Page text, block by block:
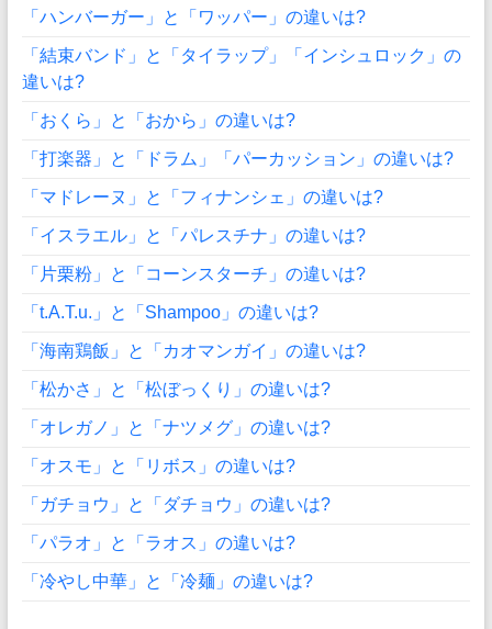
「ハンバーガー」と「ワッパー」の違いは?
「結束バンド」と「タイラップ」「インシュロック」の
違いは?
「おくら」と「おから」の違いは?
「打楽器」と「ドラム」「パーカッション」の違いは?
「マドレーヌ」と「フィナンシェ」の違いは?
「イスラエル」と「パレスチナ」の違いは?
「片栗粉」と「コーンスターチ」の違いは?
「t.A.T.u.」と「Shampoo」の違いは?
「海南鶏飯」と「カオマンガイ」の違いは?
「松かさ」と「松ぼっくり」の違いは?
「オレガノ」と「ナツメグ」の違いは?
「オスモ」と「リボス」の違いは?
「ガチョウ」と「ダチョウ」の違いは?
「パラオ」と「ラオス」の違いは?
「冷やし中華」と「冷麺」の違いは?